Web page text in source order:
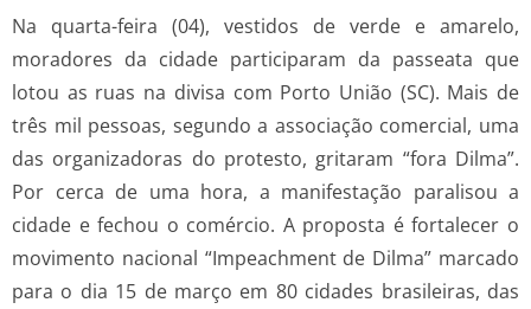
Na quarta-feira (04), vestidos de verde e amarelo,
moradores da cidade participaram da passeata que
lotou as ruas na divisa com Porto União (SC). Mais de
três mil pessoas, segundo a associação comercial, uma
das organizadoras do protesto, gritaram “fora Dilma”.
Por cerca de uma hora, a manifestação paralisou a
cidade e fechou o comércio. A proposta é fortalecer o
movimento nacional “Impeachment de Dilma” marcado
para o dia 15 de março em 80 cidades brasileiras, das